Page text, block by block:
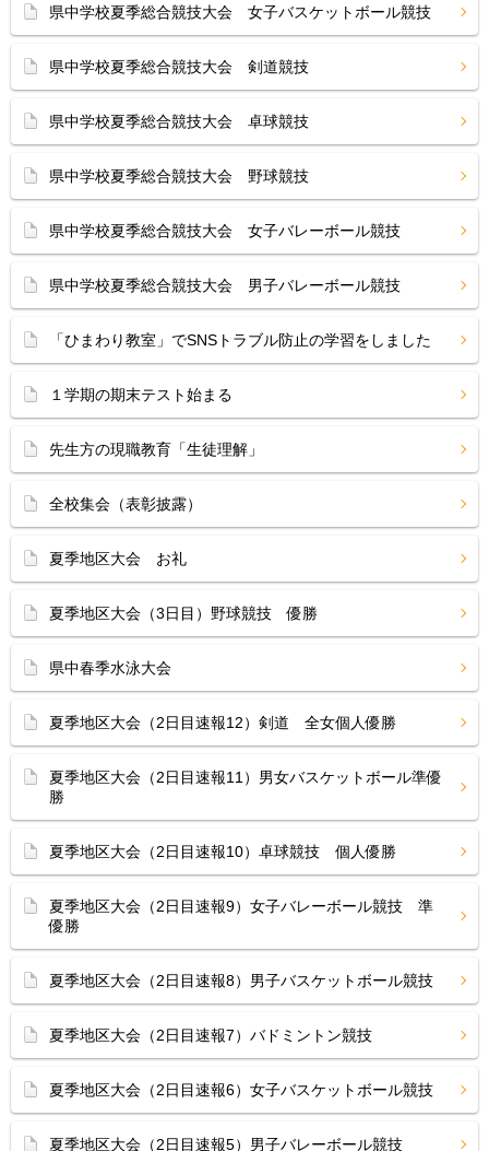
県中学校夏季総合競技大会 女子バスケットボール競技
県中学校夏季総合競技大会 剣道競技
県中学校夏季総合競技大会 卓球競技
県中学校夏季総合競技大会 野球競技
県中学校夏季総合競技大会 女子バレーボール競技
県中学校夏季総合競技大会 男子バレーボール競技
「ひまわり教室」でSNSトラブル防止の学習をしました
１学期の期末テスト始まる
先生方の現職教育「生徒理解」
全校集会（表彰披露）
夏季地区大会 お礼
夏季地区大会（3日目）野球競技 優勝
県中春季水泳大会
夏季地区大会（2日目速報12）剣道 全女個人優勝
夏季地区大会（2日目速報11）男女バスケットボール準優
勝
夏季地区大会（2日目速報10）卓球競技 個人優勝
夏季地区大会（2日目速報9）女子バレーボール競技 準
優勝
夏季地区大会（2日目速報8）男子バスケットボール競技
夏季地区大会（2日目速報7）バドミントン競技
夏季地区大会（2日目速報6）女子バスケットボール競技
夏季地区大会（2日目速報5）男子バレーボール競技